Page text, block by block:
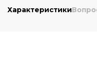
Характеристики